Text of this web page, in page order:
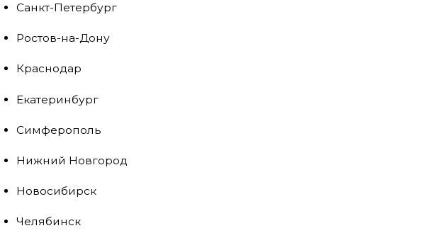
Санкт-Петербург
Ростов-на-Дону
Краснодар
Екатеринбург
Симферополь
Нижний Новгород
Новосибирск
Челябинск